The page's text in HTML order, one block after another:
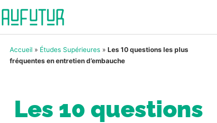
Accueil » Études Supérieures » Les 10 questions les plus
fréquentes en entretien d’embauche
Les 10 questions